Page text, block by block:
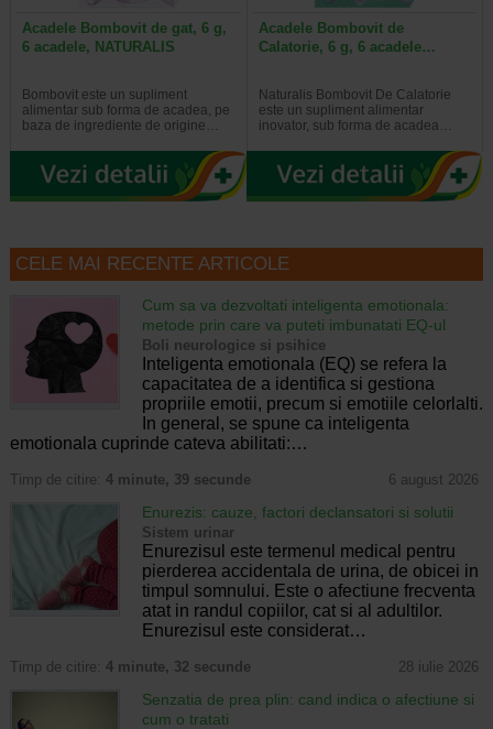
Acadele Bombovit de gat, 6 g,
6 acadele, NATURALIS
Bombovit este un supliment
alimentar sub forma de acadea, pe
baza de ingrediente de origine…
Acadele Bombovit de
Calatorie, 6 g, 6 acadele…
Naturalis Bombovit De Calatorie
este un supliment alimentar
inovator, sub forma de acadea…
CELE MAI RECENTE ARTICOLE
Cum sa va dezvoltati inteligenta emotionala:
metode prin care va puteti imbunatati EQ-ul
Boli neurologice si psihice
Inteligenta emotionala (EQ) se refera la
capacitatea de a identifica si gestiona
propriile emotii, precum si emotiile celorlalti.
In general, se spune ca inteligenta
emotionala cuprinde cateva abilitati:…
Timp de citire: 4 minute, 39 secunde 6 august 2026
Enurezis: cauze, factori declansatori si solutii
Sistem urinar
Enurezisul este termenul medical pentru
pierderea accidentala de urina, de obicei in
timpul somnului. Este o afectiune frecventa
atat in randul copiilor, cat si al adultilor.
Enurezisul este considerat…
Timp de citire: 4 minute, 32 secunde 28 iulie 2026
Senzatia de prea plin: cand indica o afectiune si
cum o tratati